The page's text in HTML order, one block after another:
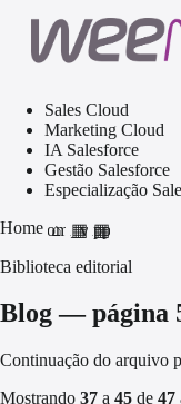
Sales Cloud
Marketing Cloud
IA Salesforce
Gestão Salesforce
Especialização
Homehome
grid_view
apps
Biblioteca editorial
Blog — página
Continuação do arquivo
Mostrando 37 a 45 de 47